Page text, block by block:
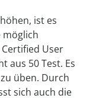
ist es
möglich
User
aus 50 Test. Es
üben. Durch
sich auch die